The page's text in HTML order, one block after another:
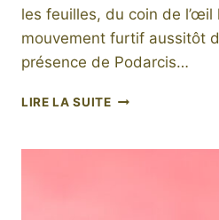
les feuilles, du coin de l’œil
mouvement furtif aussitôt
présence de Podarcis…
LIRE LA SUITELÉZARD